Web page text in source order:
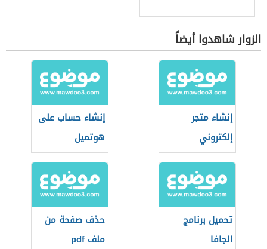
الزوار شاهدوا أيضاً
إنشاء متجر
إلكتروني
إنشاء حساب على
هوتميل
تحميل برنامج
الجافا
حذف صفحة من
ملف pdf